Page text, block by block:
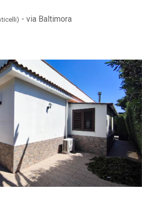
- via Baltimora